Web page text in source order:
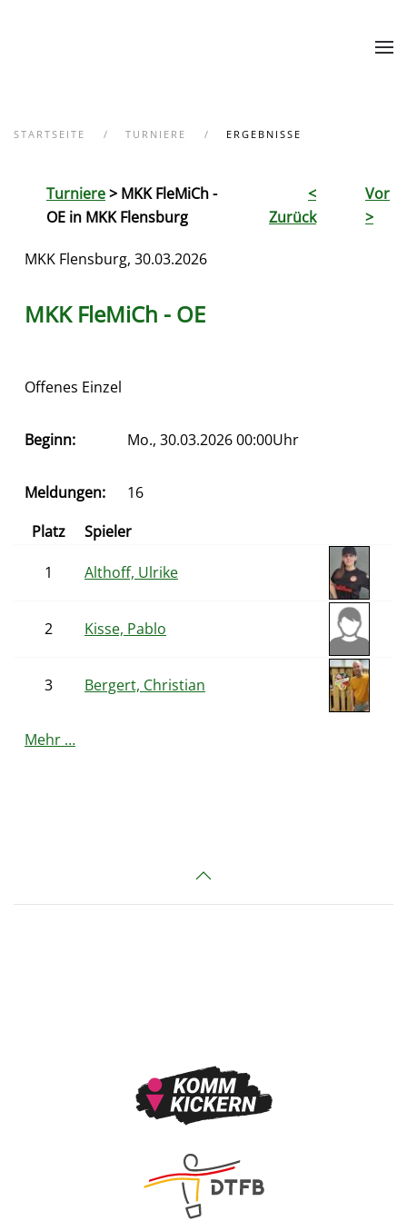
STARTSEITE TURNIERE ERGEBNISSE
Turniere> MKK FleMiCh -
OE in MKK Flensburg
<
Zurück
Vor
>
MKK Flensburg, 30.03.2026
MKK FleMiCh - OE
Offenes Einzel
Beginn: Mo., 30.03.2026 00:00Uhr
Meldungen:
16
Platz
Spieler
1 Althoff, Ulrike
2 Kisse, Pablo
3 Bergert, Christian
Mehr …